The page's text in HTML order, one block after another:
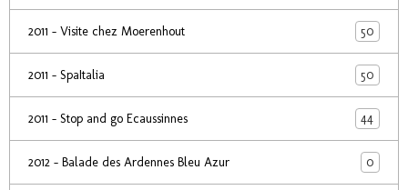
2011 - Visite chez Moerenhout 50
2011 - SpaItalia 50
2011 - Stop and go Ecaussinnes 44
2012 - Balade des Ardennes Bleu Azur 0